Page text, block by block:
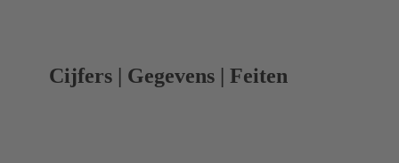
Cijfers | Gegevens | Feiten